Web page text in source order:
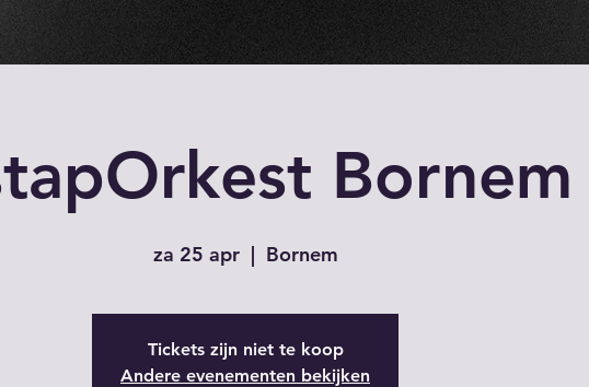
Bornem
za 25 apr
  |
Bornem
Tickets zijn niet te koop
Andere evenementen bekijken